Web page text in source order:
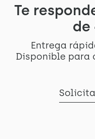
Te
de
Entrega
Disponible para